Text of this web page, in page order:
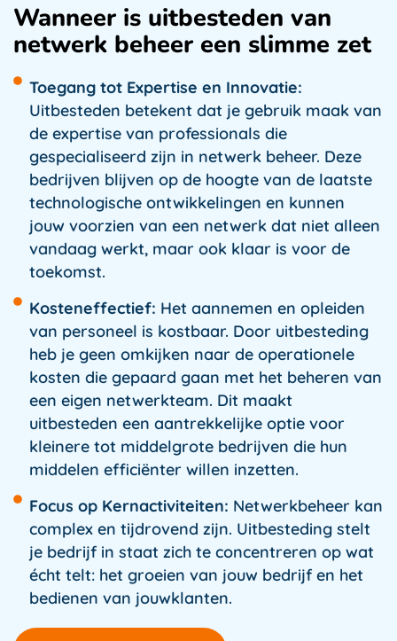
Wanneer is uitbesteden van
netwerk beheer een slimme zet
Toegang tot Expertise en Innovatie:
Uitbesteden betekent dat je gebruik maak van
de expertise van professionals die
gespecialiseerd zijn in netwerk beheer. Deze
bedrijven blijven op de hoogte van de laatste
technologische ontwikkelingen en kunnen
jouw voorzien van een netwerk dat niet alleen
vandaag werkt, maar ook klaar is voor de
toekomst.
Kosteneffectief: Het aannemen en opleiden
van personeel is kostbaar. Door uitbesteding
heb je geen omkijken naar de operationele
kosten die gepaard gaan met het beheren van
een eigen netwerkteam. Dit maakt
uitbesteden een aantrekkelijke optie voor
kleinere tot middelgrote bedrijven die hun
middelen efficiënter willen inzetten.
Focus op Kernactiviteiten: Netwerkbeheer kan
complex en tijdrovend zijn. Uitbesteding stelt
je bedrijf in staat zich te concentreren op wat
écht telt: het groeien van jouw bedrijf en het
bedienen van jouwklanten.